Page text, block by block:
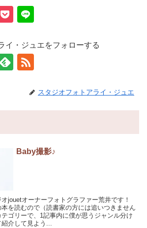
イ・ジュエをフォローする
スタジオフォトアライ・ジュエ
Baby撮影♪
jouetオーナーフォトグラファー荒井です！
を読むので（読書家の方には追いつきません
ゴリーで、1記事内に僕が思うジャンル分け
介して見よう...